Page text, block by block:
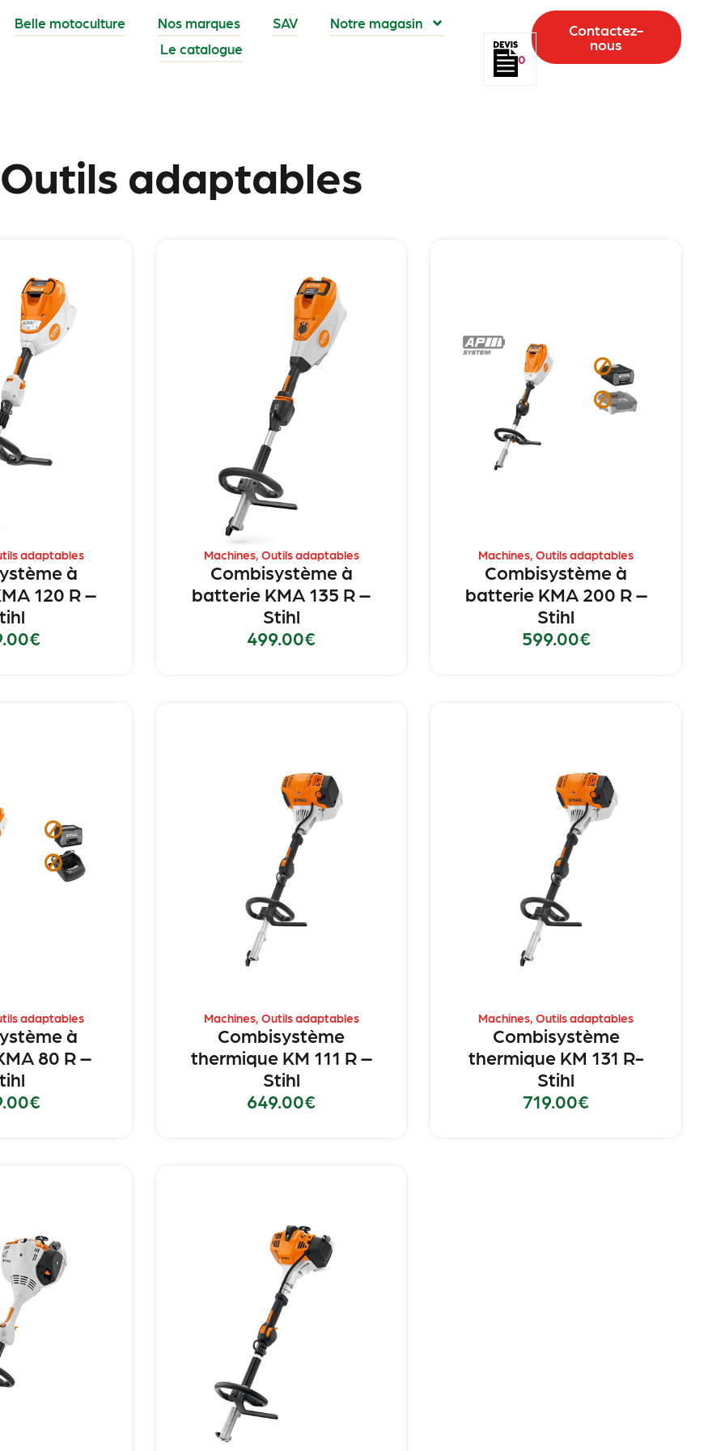
Belle motoculture Nos marques SAV
Notre magasin
Le catalogue
0
Contactez-
nous
Outils adaptables
adaptables
à
120 R –
€
Machines, Outils adaptables
Combisystème à
batterie KMA 135 R –
Stihl
499.00€
Machines ,Outils adaptables
Combisystème à
batterie KMA 200 R –
Stihl
599.00€
adaptables
à
80 R –
€
Machines, Outils adaptables
Combisystème
thermique KM 111 R –
Stihl
649.00€
Machines ,Outils adaptables
Combisystème
thermique KM 131 R-
Stihl
719.00€